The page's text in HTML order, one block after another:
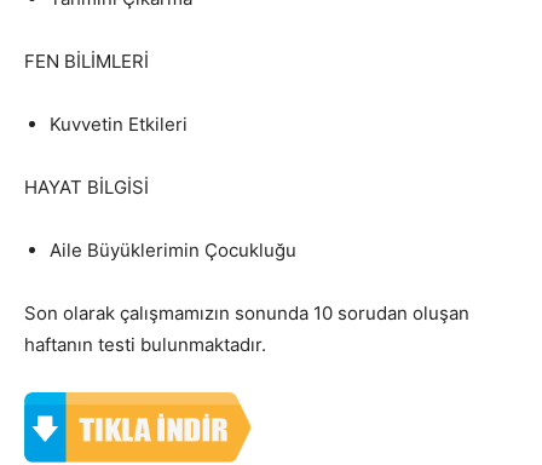
FEN BİLİMLERİ
Kuvvetin Etkileri
HAYAT BİLGİSİ
Aile Büyüklerimin Çocukluğu
Son olarak çalışmamızın sonunda 10 sorudan oluşan
haftanın testi bulunmaktadır.